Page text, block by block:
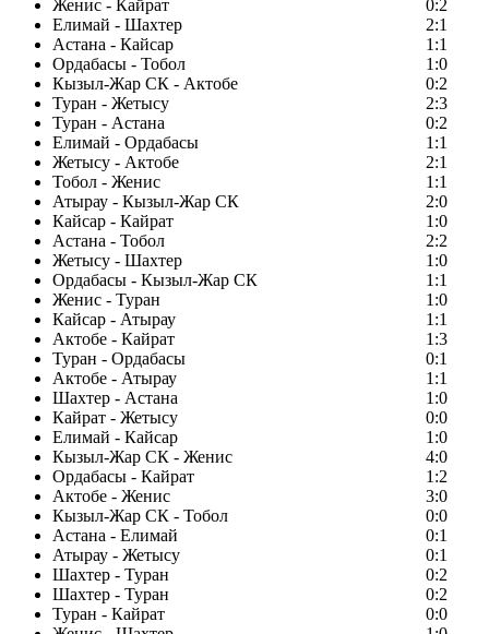
Женис - Кайрат
0:2
Елимай - Шахтер
2:1
Астана - Кайсар
1:1
Ордабасы - Тобол
1:0
Кызыл-Жар СК - Актобе
0:2
Туран - Жетысу
2:3
Туран - Астана
0:2
Елимай - Ордабасы
1:1
Жетысу - Актобе
2:1
Тобол - Женис
1:1
Атырау - Кызыл-Жар СК
2:0
Кайсар - Кайрат
1:0
Астана - Тобол
2:2
Жетысу - Шахтер
1:0
Ордабасы - Кызыл-Жар СК
1:1
Женис - Туран
1:0
Кайсар - Атырау
1:1
Актобе - Кайрат
1:3
Туран - Ордабасы
0:1
Актобе - Атырау
1:1
Шахтер - Астана
1:0
Кайрат - Жетысу
0:0
Елимай - Кайсар
1:0
Кызыл-Жар СК - Женис
4:0
Ордабасы - Кайрат
1:2
Актобе - Женис
3:0
Кызыл-Жар СК - Тобол
0:0
Астана - Елимай
0:1
Атырау - Жетысу
0:1
Шахтер - Туран
0:2
Шахтер - Туран
0:2
Туран - Кайрат
0:0